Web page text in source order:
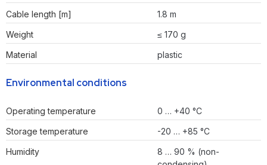
Cable length [m]
1.8 m
Weight
≤ 170 g
Material
plastic
Environmental conditions
Operating temperature
0 … +40 °C
Storage temperature
-20 … +85 °C
Humidity
8 … 90 % (non-